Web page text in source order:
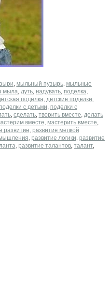
, мыльный пузырь, мыльные
мыла, дуть, надувать, поделка,
поделка, детские поделки,
поделки с детьми, поделки с
, сделать, творить вместе, делать
вместе, мастерить вместе,
развитие, развитие мелкой
мышления, развитие логики, развитие
, развитие талантов, талант,